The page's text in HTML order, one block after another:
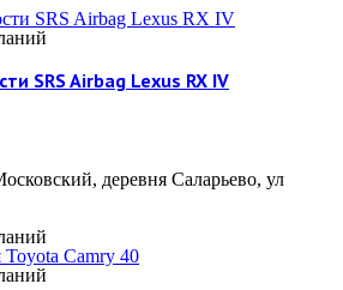
SRS Airbag Lexus RX IV
деревня Саларьево, ул